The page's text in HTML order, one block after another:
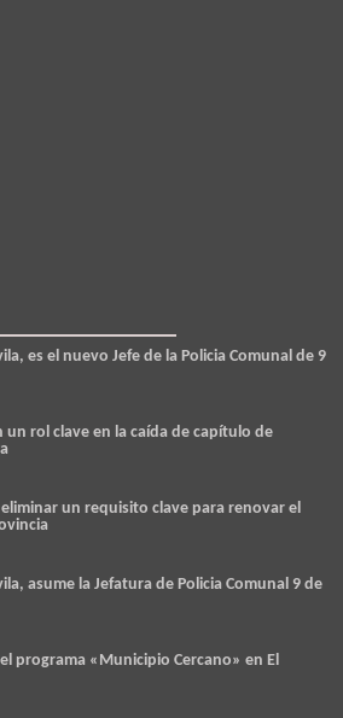
es el nuevo Jefe de la Policia Comunal de 9
rol clave en la caída de capítulo de
un requisito clave para renovar el
asume la Jefatura de Policia Comunal 9 de
programa «Municipio Cercano» en El